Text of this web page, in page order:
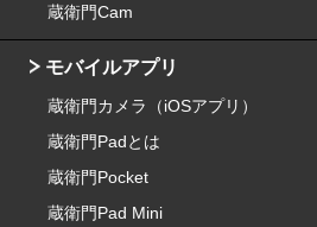
蔵衛門Cam
モバイルアプリ
蔵衛門カメラ（iOSアプリ）
蔵衛門Padとは
蔵衛門Pocket
蔵衛門Pad Mini